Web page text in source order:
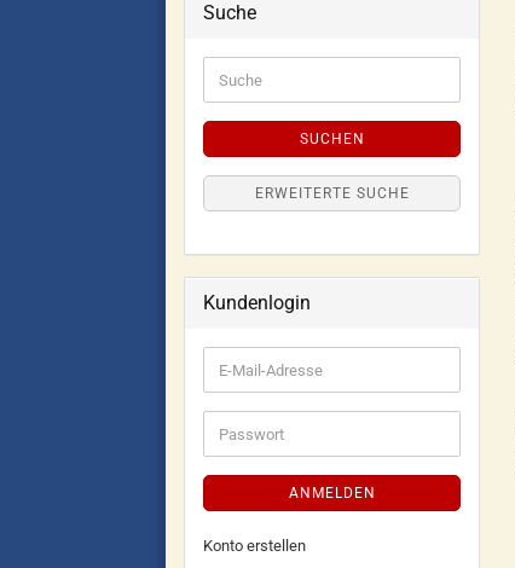
Suche
SUCHEN
ERWEITERTE SUCHE
Kundenlogin
ANMELDEN
Konto erstellen